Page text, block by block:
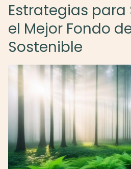
Estrategias para
el Mejor Fondo
Sostenible